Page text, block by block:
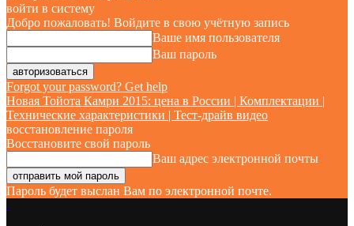
войти в систему
Добро пожаловать! Войдите в свою учётную запись
Ваше имя пользователя
Ваш пароль
Forgot your password? Get help
Новая Тойота Камри 2015: цена в России | Комплектации |
Технические характеристики | Тест-драйв видео
восстановление пароля
Восстановите свой пароль
Ваш адрес электронной почты
Пароль будет выслан Вам по электронной почте.